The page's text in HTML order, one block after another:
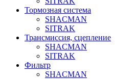
Тормозная система
SHACMAN
SITRAK
Трансмиссия, сцепление
SHACMAN
SITRAK
Фильтр
SHACMAN